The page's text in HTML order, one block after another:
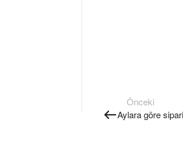
Önceki
Aylara göre